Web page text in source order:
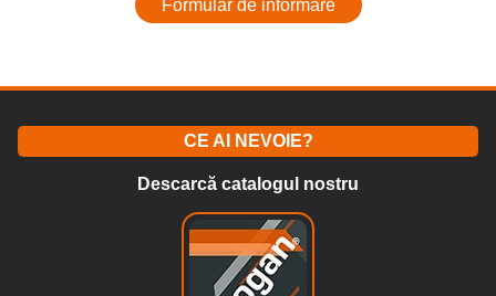
Formular de informare
CE AI NEVOIE?
Descarcă catalogul nostru